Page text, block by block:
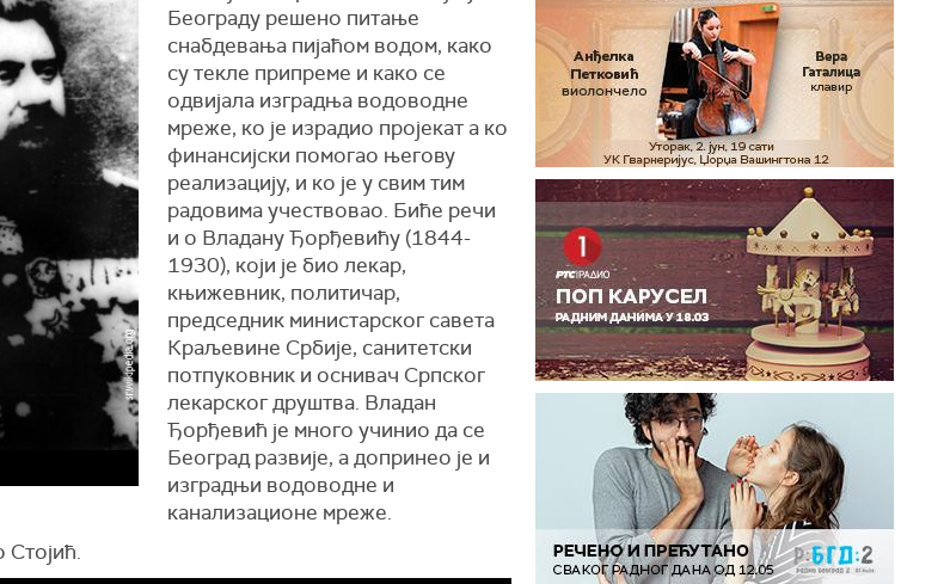
Београду решено питање
снабдевања пијаћом водом, како
су текле припреме и како се
одвијала изградња водоводне
мреже, ко је израдио пројекат а ко
финансијски помогао његову
реализацију, и ко је у свим тим
радовима учествовао. Биће речи
и о Владану Ђорђевићу (1844-
1930), који је био лекар,
књижевник, политичар,
председник министарског савета
Краљевине Србије, санитетски
потпуковник и оснивач Српског
лекарског друштва. Владан
Ђорђевић је много учинио да се
Београд развије, а допринео је и
изградњи водоводне и
канализационе мреже.
Стојић.